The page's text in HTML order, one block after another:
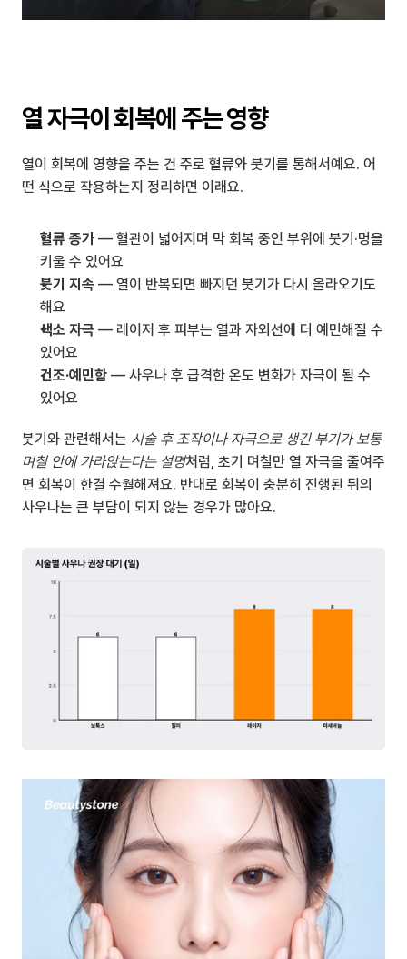
열 자극이 회복에 주는 영향
열이 회복에 영향을 주는 건 주로 혈류와 붓기를 통해서예요. 어
떤 식으로 작용하는지 정리하면 이래요.
혈류 증가 — 혈관이 넓어지며 막 회복 중인 부위에 붓기·멍을
키울 수 있어요
붓기 지속 — 열이 반복되면 빠지던 붓기가 다시 올라오기도
해요
색소 자극 — 레이저 후 피부는 열과 자외선에 더 예민해질 수
있어요
건조·예민함 — 사우나 후 급격한 온도 변화가 자극이 될 수
있어요
붓기와 관련해서는 시술 후 조작이나 자극으로 생긴 부기가 보통
며칠 안에 가라앉는다는 설명처럼, 초기 며칠만 열 자극을 줄여주
면 회복이 한결 수월해져요. 반대로 회복이 충분히 진행된 뒤의
사우나는 큰 부담이 되지 않는 경우가 많아요.